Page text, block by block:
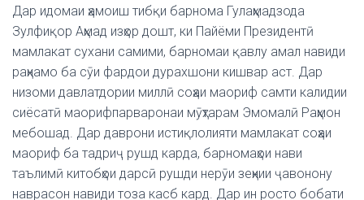
Дар идомаи ҳамоиш тибқи барнома Гулаҳмадзода
Зулфиқор Аҳмад изҳор дошт, ки Пайёми Президентӣ
мамлакат сухани самими, барномаи қавлу амал навиди
раҳнамо ба сӯи фардои дурахшони кишвар аст. Дар
низоми давлатдории миллӣ соҳаи маориф самти калидии
сиёсатӣ маорифпарваронаи мӯҳтарам Эмомалӣ Раҳмон
мебошад. Дар даврони истиқлолияти мамлакат соҳаи
маориф ба тадриҷ рушд карда, барномаҳои нави
таълимӣ китобҳои дарсӣ рушди нерӯи зеҳнии ҷавонону
наврасон навиди тоза касб кард. Дар ин росто бобати